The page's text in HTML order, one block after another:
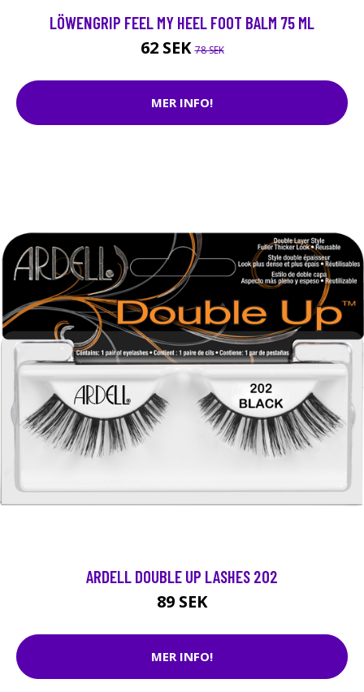
LÖWENGRIP FEEL MY HEEL FOOT BALM 75 ML
62 SEK78 SEK
MER INFO!
ARDELL DOUBLE UP LASHES 202
89 SEK
MER INFO!